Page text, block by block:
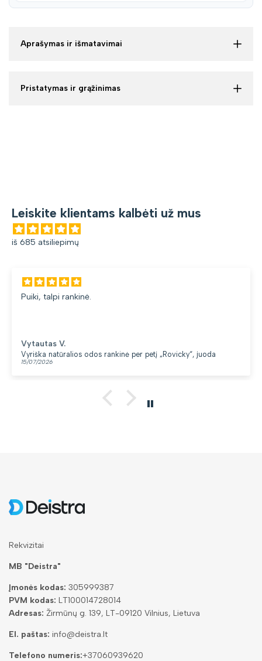
Aprašymas ir išmatavimai
Pristatymas ir grąžinimas
Leiskite klientams kalbėti už mus
iš 685 atsiliepimų
Puiki, talpi rankinė.
Vytautas V.
Vyriška natūralios odos rankinė per petį „Rovicky“, juoda
15/07/2026
Rekvizitai
MB "Deistra"
Įmonės kodas: 305999387
PVM kodas: LT100014728014
Adresas: Žirmūnų g. 139, LT-09120 Vilnius, Lietuva
El. paštas: info@deistra.lt
Telefono numeris:+37060939620